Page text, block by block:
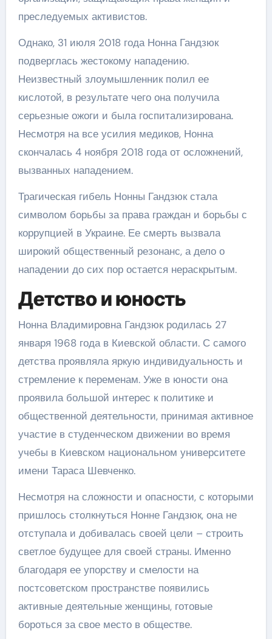
преследуемых активистов.
Однако, 31 июля 2018 года Нонна Гандзюк
подверглась жестокому нападению.
Неизвестный злоумышленник полил ее
кислотой, в результате чего она получила
серьезные ожоги и была госпитализирована.
Несмотря на все усилия медиков, Нонна
скончалась 4 ноября 2018 года от осложнений,
вызванных нападением.
Трагическая гибель Нонны Гандзюк стала
символом борьбы за права граждан и борьбы с
коррупцией в Украине. Ее смерть вызвала
широкий общественный резонанс, а дело о
нападении до сих пор остается нераскрытым.
Детство и юность
Нонна Владимировна Гандзюк родилась 27
января 1968 года в Киевской области. С самого
детства проявляла яркую индивидуальность и
стремление к переменам. Уже в юности она
проявила большой интерес к политике и
общественной деятельности, принимая активное
участие в студенческом движении во время
учебы в Киевском национальном университете
имени Тараса Шевченко.
Несмотря на сложности и опасности, с которыми
пришлось столкнуться Нонне Гандзюк, она не
отступала и добивалась своей цели – строить
светлое будущее для своей страны. Именно
благодаря ее упорству и смелости на
постсоветском пространстве появились
активные деятельные женщины, готовые
бороться за свое место в обществе.